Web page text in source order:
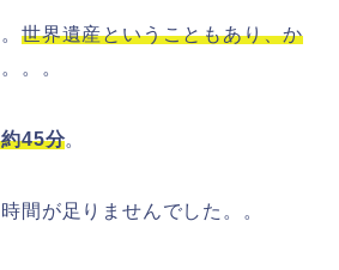
世界遺産ということもあり、か
。。
約45分。
間が足りませんでした。。